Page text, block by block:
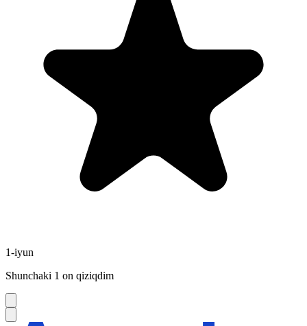
1-iyun
Shunchaki 1 on qiziqdim